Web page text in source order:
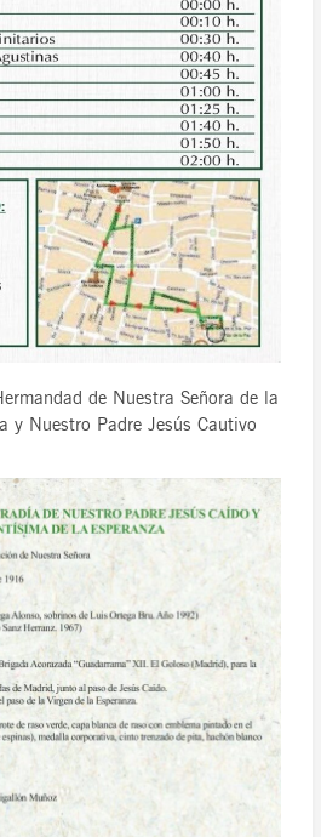
de Nuestra Señora de la
y Nuestro Padre Jesús Cautivo